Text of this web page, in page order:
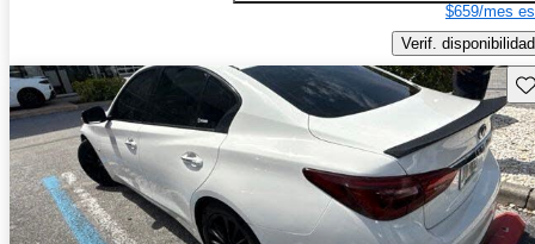
$659/mes
Verif. disponibilidad